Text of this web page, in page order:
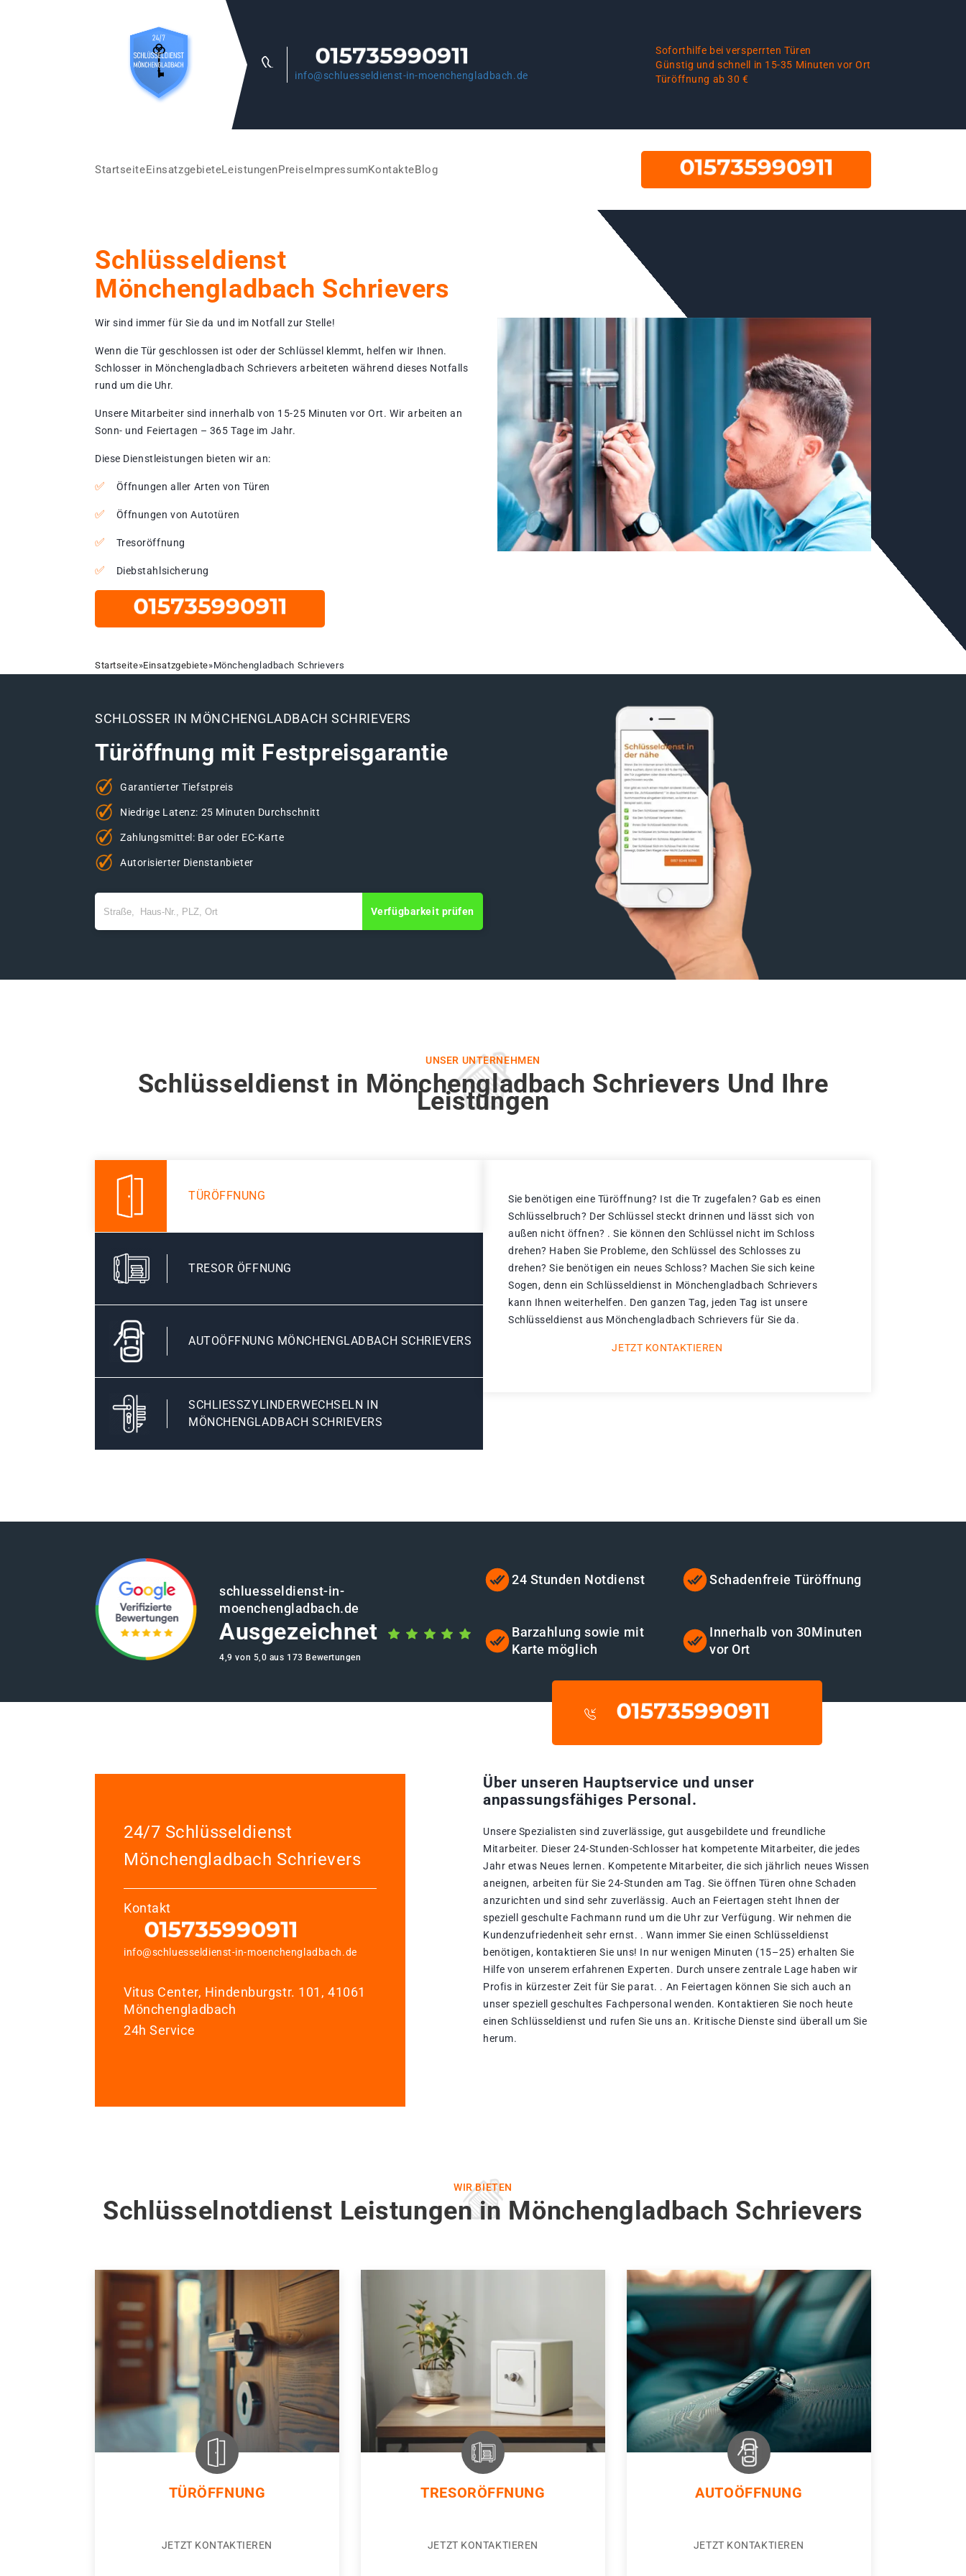
info@schluesseldienst-in-moenchengladbach.de
Soforthilfe bei versperrten Türen
Günstig und schnell in 15-35 Minuten vor Ort
Türöffnung ab 30 €
StartseiteEinsatzgebieteLeistungenPreiseImpressumKontakteBlog
Schlüsseldienst
Mönchengladbach Schrievers
Wir sind immer für Sie da und im Notfall zur Stelle!
Wenn die Tür geschlossen ist oder der Schlüssel klemmt, helfen wir Ihnen.
Schlosser in Mönchengladbach Schrievers arbeiteten während dieses Notfalls
rund um die Uhr.
Unsere Mitarbeiter sind innerhalb von 15-25 Minuten vor Ort. Wir arbeiten an
Sonn- und Feiertagen – 365 Tage im Jahr.
Diese Dienstleistungen bieten wir an:
Öffnungen aller Arten von Türen
Öffnungen von Autotüren
Tresoröffnung
Diebstahlsicherung
Startseite»Einsatzgebiete»Mönchengladbach Schrievers
SCHLOSSER IN MÖNCHENGLADBACH SCHRIEVERS
Türöffnung mit Festpreisgarantie
Garantierter Tiefstpreis
Niedrige Latenz: 25 Minuten Durchschnitt
Zahlungsmittel: Bar oder EC-Karte
Autorisierter Dienstanbieter
Verfügbarkeit prüfen
UNSER UNTERNEHMEN
Schlüsseldienst in Mönchengladbach Schrievers Und Ihre
Leistungen
TÜRÖFFNUNG
TRESOR ÖFFNUNG
AUTOÖFFNUNG MÖNCHENGLADBACH SCHRIEVERS
SCHLIESSZYLINDERWECHSELN IN M
ÖNCHENGLADBACH SCHRIEVERS
Sie benötigen eine Türöffnung? Ist die Tr zugefalen? Gab es einen
Schlüsselbruch? Der Schlüssel steckt drinnen und lässt sich von
außen nicht öffnen? . Sie können den Schlüssel nicht im Schloss
drehen? Haben Sie Probleme, den Schlüssel des Schlosses zu
drehen? Sie benötigen ein neues Schloss? Machen Sie sich keine
Sogen, denn ein Schlüsseldienst in Mönchengladbach Schrievers
kann Ihnen weiterhelfen. Den ganzen Tag, jeden Tag ist unsere
Schlüsseldienst aus Mönchengladbach Schrievers für Sie da.
JETZT KONTAKTIEREN
schluesseldienst-in-
moenchengladbach.de
Ausgezeichnet
4,9 von 5,0 aus 173 Bewertungen
24 Stunden Notdienst Schadenfreie Türöffnung
Barzahlung sowie mit
Karte möglich
Innerhalb von 30Minuten
vor Ort
24/7 Schlüsseldienst
Mönchengladbach Schrievers
Kontakt
info@schluesseldienst-in-moenchengladbach.de
Vitus Center, Hindenburgstr. 101, 41061
Mönchengladbach
24h Service
Über unseren Hauptservice und unser
anpassungsfähiges Personal.
Unsere Spezialisten sind zuverlässige, gut ausgebildete und freundliche
Mitarbeiter. Dieser 24-Stunden-Schlosser hat kompetente Mitarbeiter, die jedes
Jahr etwas Neues lernen. Kompetente Mitarbeiter, die sich jährlich neues Wissen
aneignen, arbeiten für Sie 24-Stunden am Tag. Sie öffnen Türen ohne Schaden
anzurichten und sind sehr zuverlässig. Auch an Feiertagen steht Ihnen der
speziell geschulte Fachmann rund um die Uhr zur Verfügung. Wir nehmen die
Kundenzufriedenheit sehr ernst. . Wann immer Sie einen Schlüsseldienst
benötigen, kontaktieren Sie uns! In nur wenigen Minuten (15–25) erhalten Sie
Hilfe von unserem erfahrenen Experten. Durch unsere zentrale Lage haben wir
Profis in kürzester Zeit für Sie parat. . An Feiertagen können Sie sich auch an
unser speziell geschultes Fachpersonal wenden. Kontaktieren Sie noch heute
einen Schlüsseldienst und rufen Sie uns an. Kritische Dienste sind überall um Sie
herum.
WIR BIETEN
Schlüsselnotdienst Leistungen in Mönchengladbach Schrievers
TÜRÖFFNUNG
JETZT KONTAKTIEREN
TRESORÖFFNUNG
JETZT KONTAKTIEREN
AUTOÖFFNUNG
JETZT KONTAKTIEREN